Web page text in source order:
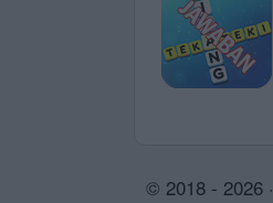
© 2018 - 2026 ·